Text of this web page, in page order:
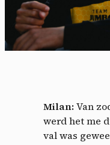
Milan:Van
werd het me
val was